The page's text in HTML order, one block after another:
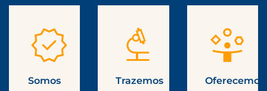
Somos
Trazemos
Oferecemos